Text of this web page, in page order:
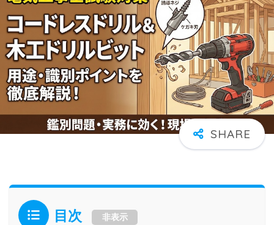
目次 非表示